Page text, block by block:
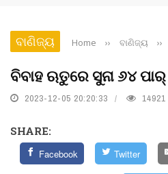
ବାଣିଜ୍ୟ Home ›› ବାଣିଜ୍ୟ ››
ବିବାହ ଋତୁରେ ସୁନା ୬୪ ପାର୍‌
2023-12-05 20:20:33 14921
SHARE:
Facebook Twitter